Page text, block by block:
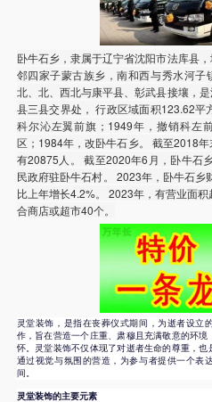
卧牛石乡，隶属于辽宁省沈阳市法库县
邻四家子蒙古族乡，南和西与秀水河子
北、北、西北与康平县、彰武县接壤，
县三县交界处， 行政区域面积123.62平
科尔沁左翼前旗；1949年，撤销科左
区；1984年，改卧牛石乡。 截至2018
有20875人。 截至2020年6月，卧牛石
民政府驻卧牛石村。 2023年，卧牛石乡
比上年增长4.2%。 2023年，有营业面
合商店或超市40个。
灵堂装饰，是指在丧葬仪式期间，为逝者设立
作，旨在营造一个庄重、肃穆且充满敬意的环境
怀。灵堂装饰不仅体现了对逝者生命的尊重，也
通过视觉与氛围的营造，为参与者提供一个表
间。
灵堂装饰的主要元素